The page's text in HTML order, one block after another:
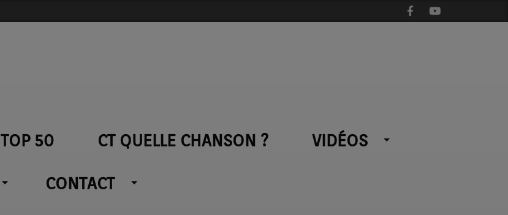
TOP 50 CT QUELLE CHANSON ? VIDÉOS
CONTACT